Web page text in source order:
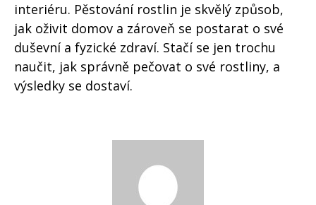
interiéru. Pěstování rostlin je skvělý způsob,
jak oživit domov a zároveň se postarat o své
duševní a fyzické zdraví. Stačí se jen trochu
naučit, jak správně pečovat o své rostliny, a
výsledky se dostaví.